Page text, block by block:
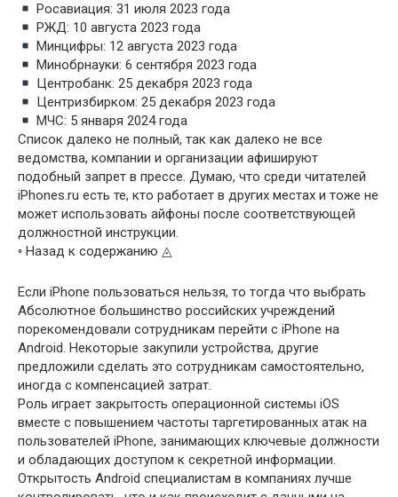
Росавиация: 31 июля 2023 года
РЖД: 10 августа 2023 года
Минцифры: 12 августа 2023 года
Минобрнауки: 6 сентября 2023 года
Центробанк: 25 декабря 2023 года
Центризбирком: 25 декабря 2023 года
МЧС: 5 января 2024 года
Список далеко не полный, так как далеко не все
ведомства, компании и организации афишируют
подобный запрет в прессе. Думаю, что среди читателей
iPhones.ru есть те, кто работает в других местах и тоже не
может использовать айфоны после соответствующей
должностной инструкции.
◦ Назад к содержанию ◬
Если iPhone пользоваться нельзя, то тогда что выбрать
Абсолютное большинство российских учреждений
порекомендовали сотрудникам перейти с iPhone на
Android. Некоторые закупили устройства, другие
предложили сделать это сотрудникам самостоятельно,
иногда с компенсацией затрат.
Роль играет закрытость операционной системы iOS
вместе с повышением частоты таргетированных атак на
пользователей iPhone, занимающих ключевые должности
и обладающих доступом к секретной информации.
Открытость Android специалистам в компаниях лучше